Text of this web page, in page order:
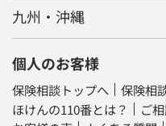
九州・沖縄
個人のお客様
保険相談トップへ
保険相
ほけんの110番とは？
ご